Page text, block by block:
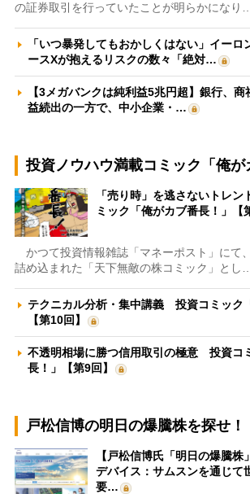
の証券取引を行っていたことが明らかになり…
「いつ暴発してもおかしくはない」イーロ
ースXが抱えるリスクの数々「絶対…
【3メガバンクは純利益5兆円超】銀行、
益続出の一方で、中小企業・…
投資ノウハウ満載コミック「俺が
「売り時」を逃さないトレ
ミック「俺がカブ番長！」【
かつて投資情報雑誌「マネーポスト」にて
詰め込まれた「天下無敵の株コミック」とし…
テクニカル分析・集中講義 投資コミック
【第10回】
不透明相場に勝つ信用取引の極意 投資コ
長！」【第9回】
戸松信博の明日の爆騰株を探せ！
【戸松信博氏「明日の爆騰
デバイス：サムスンを通じて
要…